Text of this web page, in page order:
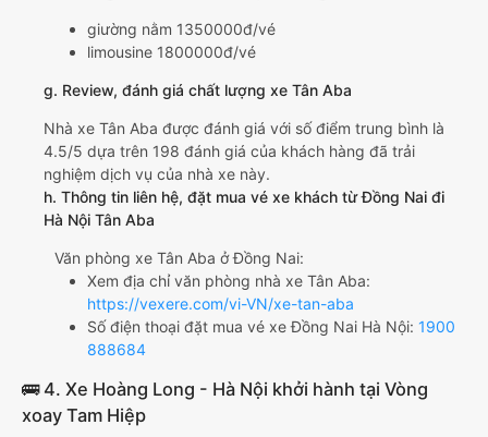
giường nằm 1350000đ/vé
limousine 1800000đ/vé
g. Review, đánh giá chất lượng xe Tân Aba
Nhà xe Tân Aba được đánh giá với số điểm trung bình là
4.5/5 dựa trên 198 đánh giá của khách hàng đã trải
nghiệm dịch vụ của nhà xe này.
h. Thông tin liên hệ, đặt mua vé xe khách từ Đồng Nai đi
Hà Nội Tân Aba
Văn phòng xe Tân Aba ở Đồng Nai:
Xem địa chỉ văn phòng nhà xe Tân Aba:
https://vexere.com/vi-VN/xe-tan-aba
Số điện thoại đặt mua vé xe Đồng Nai Hà Nội: 1900
888684
🚌 4. Xe Hoàng Long - Hà Nội khởi hành tại Vòng
xoay Tam Hiệp